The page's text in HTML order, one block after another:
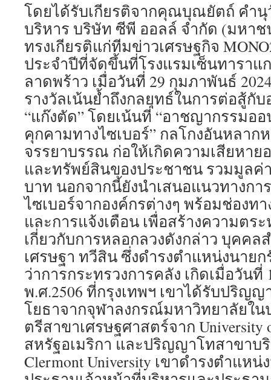
โดยได้รับเกียรติจากคุณบุณยัตถ์ คำ
บริหาร บริษัท ซีพี ออลล์ จำกัด (มหา
ทรงเกียรติแก่ทีมข่าวเศรษฐกิจ
ประจำปีที่จัดขึ้นที่โรงแรมเซ็นทาราแ
ลาดพร้าว เมื่อวันที่ 29 กุมภาพันธ์
รางวัลเน้นย้ำถึงกลยุทธ์ในการต่อสู้กั
“แก๊งตัด” โดยเน้นที่ “อาชญากรรมอ
คุกคามทางไซเบอร์” กลโกงอันหลาก
จรรยาบรรณ ก่อให้เกิดความเสียหาย
และทรัพย์สินของประชาชน รวมมูลค่
บาท นอกจากนี้ยังนำเสนอแนวทางก
ไซเบอร์จากองค์กรต่างๆ พร้อมช่องทา
และการแจ้งเตือน เพื่อสร้างความตร
เกี่ยวกับการหลอกลวงดังกล่าว บุคค
เศรษฐา ทวีสิน ซึ่งดำรงตำแหน่งนาย
ว่าการกระทรวงการคลัง เกิดเมื่อวัน
พ.ศ.2506 ที่กรุงเทพฯ เขาได้รับปริญ
โยธาจากจุฬาลงกรณ์มหาวิทยาลัยใ
ตรีสาขาเศรษฐศาสตร์จาก University
สหรัฐอเมริกา และปริญญาโทสาขาบ
Clermont University เขาดำรงตำแห